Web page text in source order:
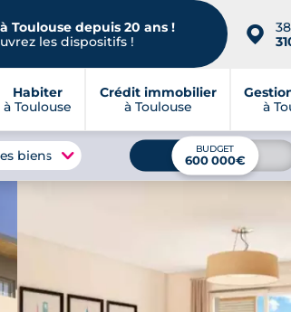
Toulouse depuis 20 ans !
les dispositifs ! 📍
Habiter
à Toulouse
Crédit immobilier
à Toulouse
à
biens BUDGET
600 000€